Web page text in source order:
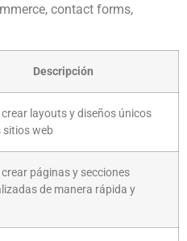
contact forms,
Descripción
layouts y diseños únicos
sitios web
páginas y secciones
de manera rápida y